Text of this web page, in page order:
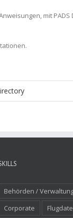
mit
Behörden /
Corporate